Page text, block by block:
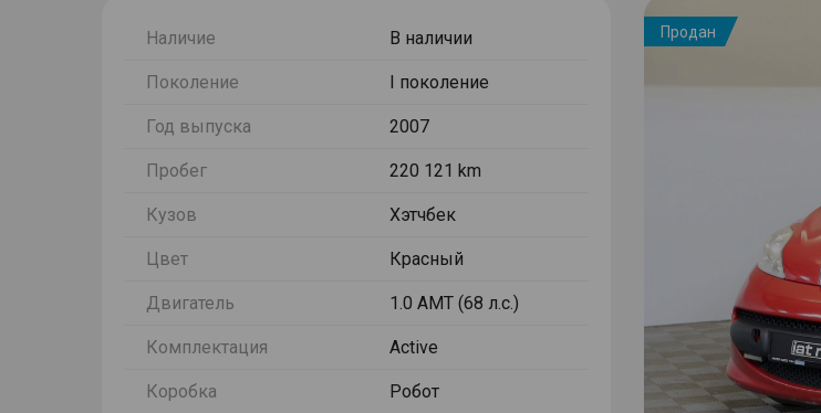
Наличие В наличии
Поколение I поколение
Год выпуска 2007
Пробег 220 121 km
Кузов Хэтчбек
Цвет Красный
Двигатель 1.0 AMT (68 л.с.)
Комплектация Active
Коробка Робот
Продан